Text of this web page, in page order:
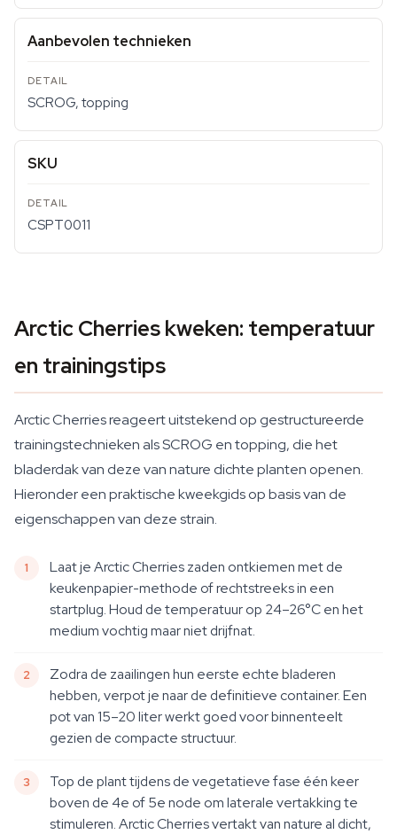
Aanbevolen technieken
SCROG, topping
SKU
CSPT0011
Arctic Cherries kweken: temperatuur
en trainingstips
Arctic Cherries reageert uitstekend op gestructureerde
trainingstechnieken als SCROG en topping, die het
bladerdak van deze van nature dichte planten openen.
Hieronder een praktische kweekgids op basis van de
eigenschappen van deze strain.
Laat je Arctic Cherries zaden ontkiemen met de
keukenpapier-methode of rechtstreeks in een
startplug. Houd de temperatuur op 24–26°C en het
medium vochtig maar niet drijfnat.
Zodra de zaailingen hun eerste echte bladeren
hebben, verpot je naar de definitieve container. Een
pot van 15–20 liter werkt goed voor binnenteelt
gezien de compacte structuur.
Top de plant tijdens de vegetatieve fase één keer
boven de 4e of 5e node om laterale vertakking te
stimuleren. Arctic Cherries vertakt van nature al dicht,